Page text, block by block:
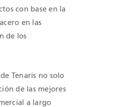
con base en la
en las
de los
Tenaris no solo
de las mejores
a largo